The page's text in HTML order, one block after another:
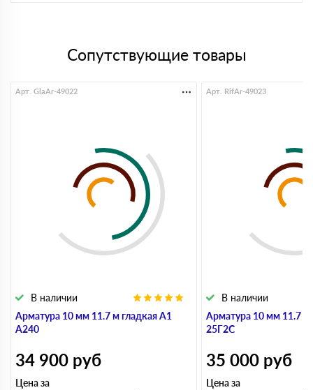
Сопутствующие товары
Арматура 10 мм 11.7 м гладкая А1
А240
В наличии
Арт. GlaAr-49022
34 900 руб
Цена за
Арматура 10 мм 11.7 м
25Г2С
В наличии
Арт. RifAr-49023
35 000 руб
Цена за